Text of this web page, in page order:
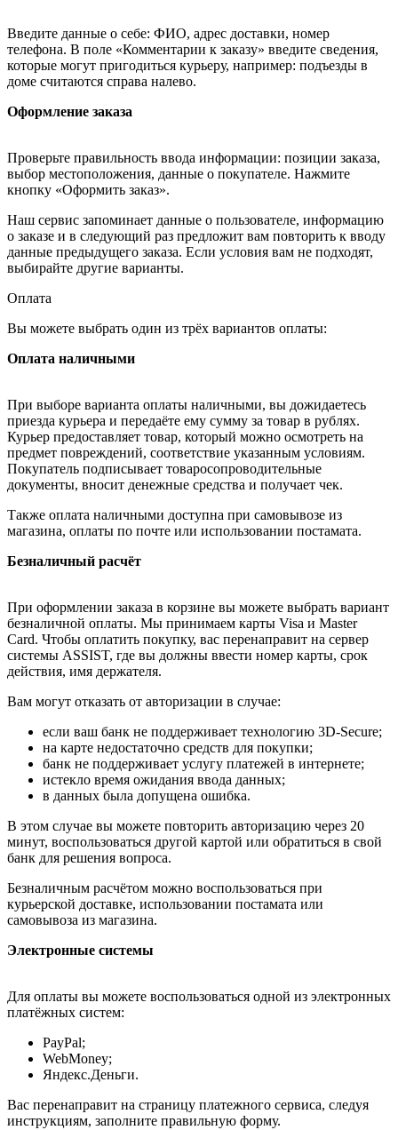
Введите данные о себе: ФИО, адрес доставки, номер
телефона. В поле «Комментарии к заказу» введите сведения,
которые могут пригодиться курьеру, например: подъезды в
доме считаются справа налево.
Оформление заказа
Проверьте правильность ввода информации: позиции заказа,
выбор местоположения, данные о покупателе. Нажмите
кнопку «Оформить заказ».
Наш сервис запоминает данные о пользователе, информацию
о заказе и в следующий раз предложит вам повторить к вводу
данные предыдущего заказа. Если условия вам не подходят,
выбирайте другие варианты.
Оплата
Вы можете выбрать один из трёх вариантов оплаты:
Оплата наличными
При выборе варианта оплаты наличными, вы дожидаетесь
приезда курьера и передаёте ему сумму за товар в рублях.
Курьер предоставляет товар, который можно осмотреть на
предмет повреждений, соответствие указанным условиям.
Покупатель подписывает товаросопроводительные
документы, вносит денежные средства и получает чек.
Также оплата наличными доступна при самовывозе из
магазина, оплаты по почте или использовании постамата.
Безналичный расчёт
При оформлении заказа в корзине вы можете выбрать вариант
безналичной оплаты. Мы принимаем карты Visa и Master
Card. Чтобы оплатить покупку, вас перенаправит на сервер
системы ASSIST, где вы должны ввести номер карты, срок
действия, имя держателя.
Вам могут отказать от авторизации в случае:
если ваш банк не поддерживает технологию 3D-Secure;
на карте недостаточно средств для покупки;
банк не поддерживает услугу платежей в интернете;
истекло время ожидания ввода данных;
в данных была допущена ошибка.
В этом случае вы можете повторить авторизацию через 20
минут, воспользоваться другой картой или обратиться в свой
банк для решения вопроса.
Безналичным расчётом можно воспользоваться при
курьерской доставке, использовании постамата или
самовывоза из магазина.
Электронные системы
Для оплаты вы можете воспользоваться одной из электронных
платёжных систем:
PayPal;
WebMoney;
Яндекс.Деньги.
Вас перенаправит на страницу платежного сервиса, следуя
инструкциям, заполните правильную форму.